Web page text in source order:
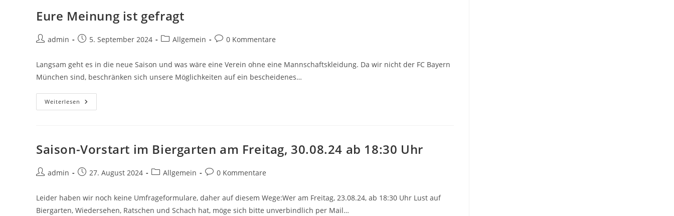
Eure Meinung ist gefragt
Beitrags-
admin
Beitrag5. September 2024
Beitrags-
Allgemein
Beitrags-
0 Kommentare
Langsam geht es in die neue Saison und was wäre eine Verein ohne eine Mannschaftskleidung. Da wir nicht der FC Bayern
München sind, beschränken sich unsere Möglichkeiten auf ein bescheidenes…
Weiterlesen Eure
Meinung
Saison-Vorstart im Biergarten am Freitag, 30.08.24 ab 18:30 Uhr
Beitrags-
admin
Beitrag27. August 2024
Beitrags-
Allgemein
Beitrags-
0 Kommentare
Leider haben wir noch keine Umfrageformulare, daher auf diesem Wege:Wer am Freitag, 23.08.24, ab 18:30 Uhr Lust auf
Biergarten, Wiedersehen, Ratschen und Schach hat, möge sich bitte unverbindlich per Mail…